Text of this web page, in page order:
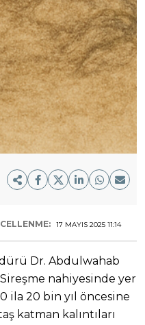
17 MAYIS 2025 11:14
Dr. Abdulwahab
nahiyesinde yer
ila 20 bin yıl öncesine
katman kalıntıları